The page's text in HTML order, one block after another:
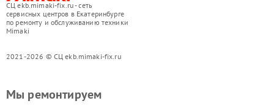
СЦ ekb.mimaki-fix.ru - сеть
сервисных центров в Екатеринбурге
по ремонту и обслуживанию техники
Mimaki
2021-2026 © СЦ ekb.mimaki-fix.ru
Мы ремонтируем